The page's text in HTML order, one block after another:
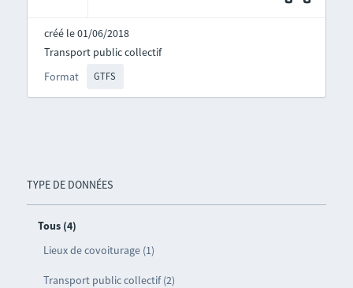
TYPE DE DONNÉES
Tous (4)
Lieux de covoiturage (1)
Transport public collectif (2)
créé le 01/06/2018
Format GTFS
Transport public collectif